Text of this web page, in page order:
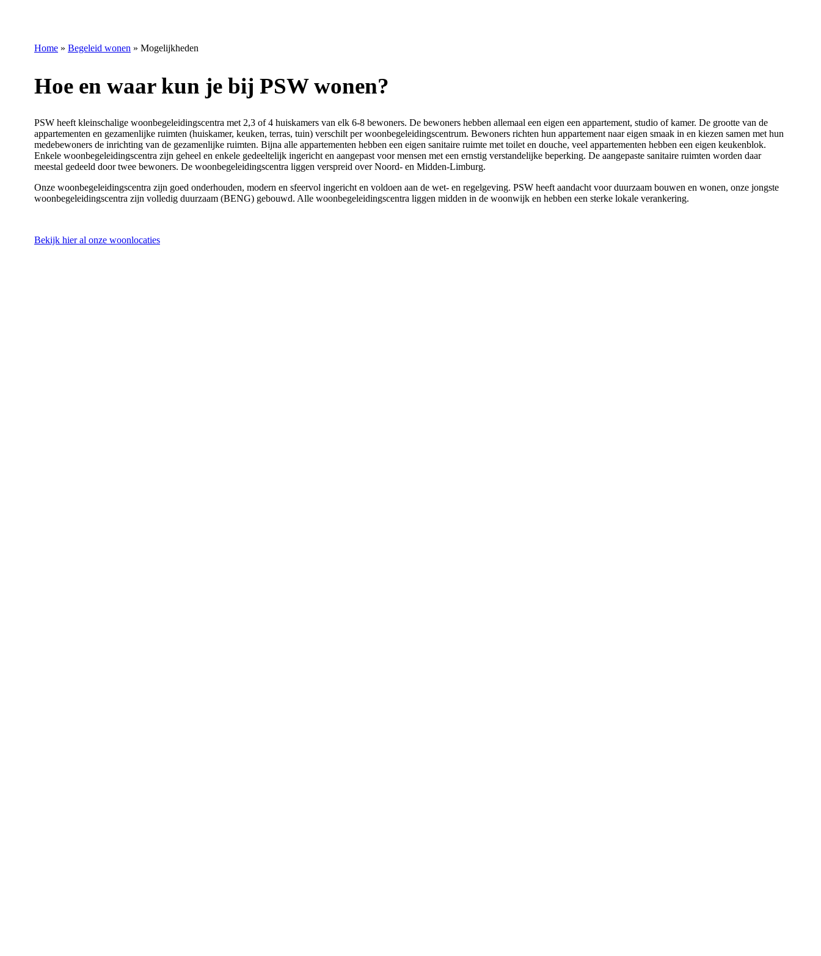
Home » Begeleid wonen » Mogelijkheden
Hoe en waar kun je bij PSW wonen?
PSW heeftkleinschalige woonbegeleidingscentra met 2,3 of 4 huiskamers van elk 6-8 bewoners. De bewoners hebben allemaal een eigen een appartement, studio of kamer. De grootte van de
appartementen en gezamenlijke ruimten (huiskamer, keuken, terras, tuin) verschilt perwoonbegeleidingscentrum. Bewoners richten hun appartement naar eigen smaak in en kiezen samen met hun
medebewoners de inrichting van de gezamenlijke ruimten. Bijna alle appartementen hebben een eigen sanitaire ruimte met toilet en douche, veel appartementen hebben een eigen keukenblok.
Enkele woonbegeleidingscentra zijn geheel en enkele gedeeltelijk ingericht en aangepast voor mensen met een ernstig verstandelijke beperking. De aangepaste sanitaire ruimten worden daar
meestal gedeeld door twee bewoners. De woonbegeleidingscentra liggen verspreid over Noord- en Midden-Limburg.
Onze woonbegeleidingscentra zijn goed onderhouden, modern en sfeervol ingericht en voldoen aan de wet- en regelgeving. PSW heeft aandacht voor duurzaam bouwen en wonen, onze jongste
woonbegeleidingscentra zijn volledig duurzaam (BENG) gebouwd. Alle woonbegeleidingscentra liggen midden in de woonwijk en hebben een sterke lokale verankering.
Bekijk hier al onze woonlocaties